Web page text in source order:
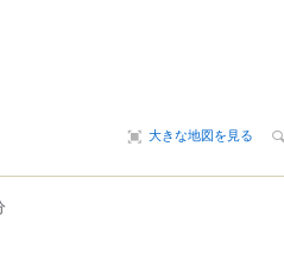
大きな地図を見る